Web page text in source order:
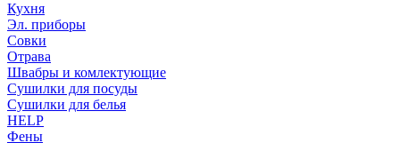
Кухня
Эл. приборы
Совки
Отрава
Швабры и комлектующие
Сушилки для посуды
Сушилки для белья
HELP
Фены